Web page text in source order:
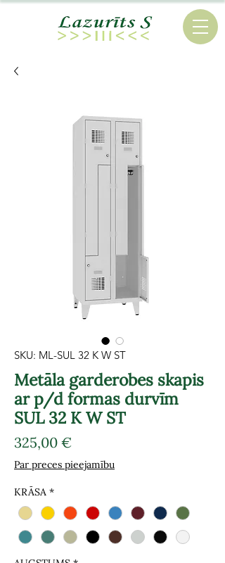
SKU: ML-SUL 32 K W ST
Metāla garderobes skapis
ar p/d formas durvīm
SUL 32 K W ST
325,00 €Cena
Par preces pieejamību
KRĀSA *